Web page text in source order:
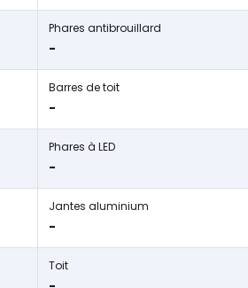
Phares antibrouillard
-
Barres de toit
-
Phares à LED
-
Jantes aluminium
-
Toit